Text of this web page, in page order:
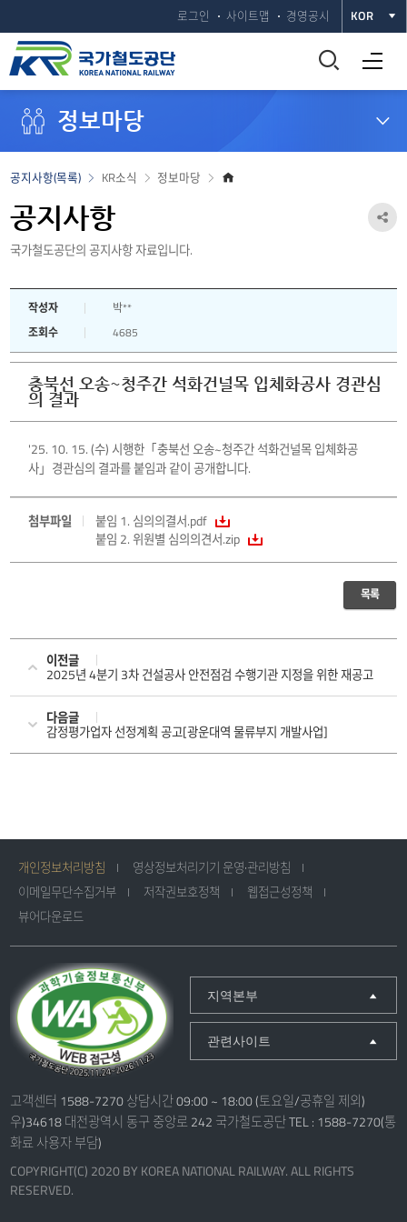
로그인 사이트맵 경영공시 KOR
통
합
기
전체메뉴 열기
정보마당
홈
정보마당
KR소식
공지사항(목록)
공지사항
국가철도공단의 공지사항 자료입니다.
공
작성자
박**
조회수
4685
충북선 오송~청주간 석화건널목 입체화공사 경관심
의 결과
'25. 10. 15. (수) 시행한「충북선 오송~청주간 석화건널목 입체화공
사」경관심의 결과를 붙임과 같이 공개합니다.
첨부파일
붙임 1. 심의의결서.pdf
붙임 2. 위원별 심의의견서.zip
목록
이전글
2025년 4분기 3차 건설공사 안전점검 수행기관 지정을 위한 재공고
다음글
감정평가업자 선정계획 공고[광운대역 물류부지 개발사업]
개인정보처리방침
영상정보처리기기 운영·관리방침
이메일무단수집거부
저작권보호정책
웹접근성정책
뷰어다운로드
지역본부
관련사이트
고객센터 1588-7270 상담시간 09:00 ~ 18:00 (토요일/공휴일 제외)
우)34618 대전광역시 동구 중앙로 242 국가철도공단 TEL : 1588-7270(통
화료 사용자 부담)
COPYRIGHT(C) 2020 BY KOREA NATIONAL RAILWAY. ALL RIGHTS
RESERVED.